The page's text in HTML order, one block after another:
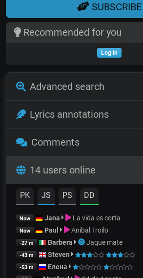
SUBSCRIBE
Recommended for you
Log in
Advanced search
Lyrics annotations
Comments
14 users online
PK JS PS DD
Now Jana La vida es corta
Now Paul Anibal Troilo
-27 m Barbera Jaque mate
-43 m Steven
-53 m Елена